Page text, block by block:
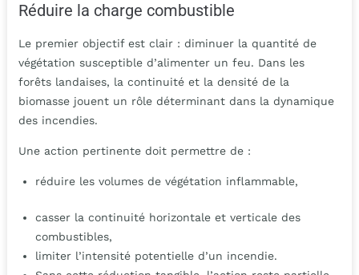
Réduire la charge combustible
Le premier objectif est clair : diminuer la quantité de
végétation susceptible d’alimenter un feu. Dans les
forêts landaises, la continuité et la densité de la
biomasse jouent un rôle déterminant dans la dynamique
des incendies.
Une action pertinente doit permettre de :
réduire les volumes de végétation inflammable,
casser la continuité horizontale et verticale des
combustibles,
limiter l’intensité potentielle d’un incendie.